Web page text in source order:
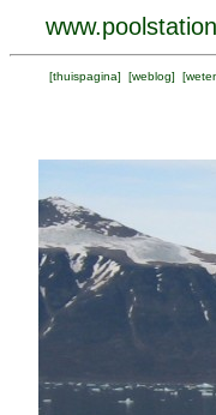
[thuispagina] [weblog] [